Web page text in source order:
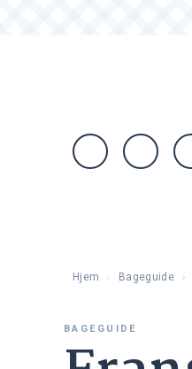
Hjem Bageguide
BAGEGUIDE